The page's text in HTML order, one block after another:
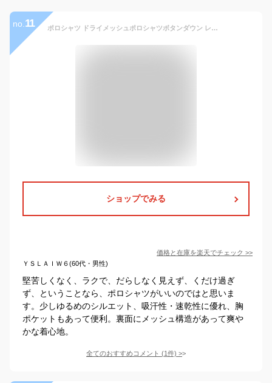
no. 11 ポロシャツ ドライメッシュポロシャツボタンダウン レイヤード 胸ポケットあり 吸汗速乾 さらさらメッシュポロシャツ ビジネスウェア ビズポロ テレワーク 春夏秋冬 襟ぐり狭め タイプ ポロシャツメンズファッション ビジネス 業務用 ゆとり ゆるめ uvcut 5921
ショップでみる
価格と在庫を楽天でチェック >>
ＹＳＬＡＩＷ６(60代・男性)
堅苦しくなく、ラクで、だらしなく見えず、くだけ過ぎ
ず、ということなら、ポロシャツがいいのではと思いま
す。少しゆるめのシルエット、吸汗性・速乾性に優れ、胸
ポケットもあって便利。裏面にメッシュ構造があって爽や
かな着心地。
全てのおすすめコメント (1件) >